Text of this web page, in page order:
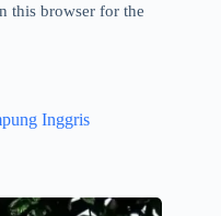
this browser for the
Inggris